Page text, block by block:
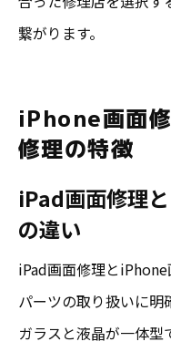
繋がります。
iPhone画面
修理の特徴
iPad画面修理
の違い
iPad画面修理と
パーツの取り扱いに明
ガラスと液晶が一体